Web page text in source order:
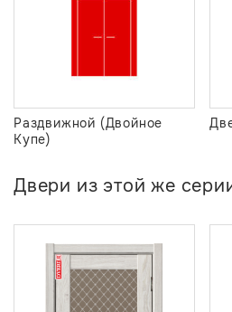
Раздвижной (Двойное
Купе)
Двери из этой же